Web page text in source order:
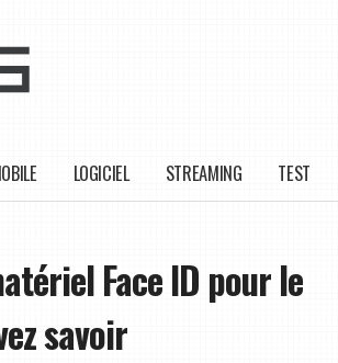
LOGICIEL STREAMING TEST
Face ID pour le
savoir